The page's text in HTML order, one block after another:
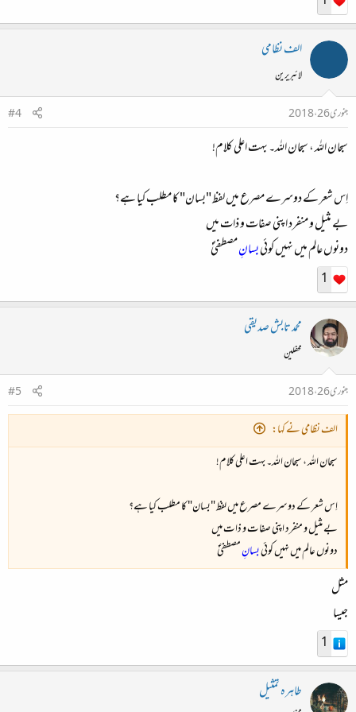
الف نظامی
لائبریرین
جنوری 26، 2018
#4
سبحان اللہ ، سبحان اللہ۔ بہت اعلی کلام!
اِس شعر کے دوسرے مصرع میں لفظ "بسان" کا مطلب کیا ہے؟
بے مثیل و منفرد اپنی صفات و ذات میں
دونوں عالم میں نہیں کوئیبسانِ مصطفیٰؐ
1
محمد تابش صدیقی
محفلین
جنوری 26، 2018
#5
الف نظامی نے کہا:
سبحان اللہ ، سبحان اللہ۔ بہت اعلی کلام!
اِس شعر کے دوسرے مصرع میں لفظ "بسان" کا مطلب کیا ہے؟
بے مثیل و منفرد اپنی صفات و ذات میں
دونوں عالم میں نہیں کوئیبسانِمصطفیٰؐ
مثل
جیسا
1
طاہرہ تمثیل